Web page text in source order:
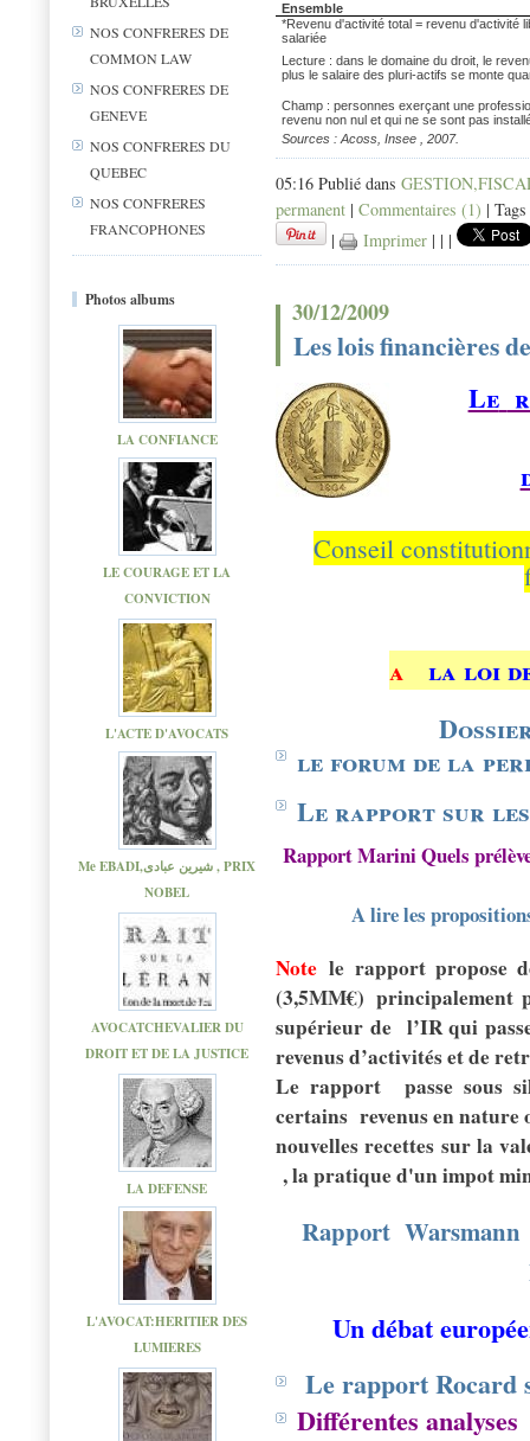
NOS CONFRERES DE
COMMON LAW
NOS CONFRERES DE
GENEVE
NOS CONFRERES DU
QUEBEC
NOS CONFRERES
FRANCOPHONES
Photos albums
LA CONFIANCE
LE COURAGE ET LA
CONVICTION
L'ACTE D'AVOCATS
Me EBADI,شیرین عبادی , PRIX
NOBEL
AVOCATCHEVALIER DU
DROIT ET DE LA JUSTICE
LA DEFENSE
L'AVOCAT:HERITIER DES
LUMIERES
Ensemble
*Revenu d'activité total = revenu d'activité
salariée
Lecture : dans le domaine du droit, le
plus le salaire des pluri-actifs se monte
Champ : personnes exerçant une
revenu non nul et qui ne se sont pas
Sources : Acoss, Insee , 2007.
05:16 Publié dans
permanent | Commentaires (1) |
|
Imprimer | | |
30/12/2009
Les lois financières
Le
Conseil
a
la loi
le forum de la
Le rapport sur
Rapport Marini Quels
A lire les
Notele rapport propose
(3,5MM€) principalement
supérieur de l’IR qui
revenus d’activités et de
Le rapport
passe sous
certains revenus en nature
nouvelles recettes sur la
, la pratique d'un impot
Rapport Warsmann
Un débat
Le rapport Rocard
Différentes analyses